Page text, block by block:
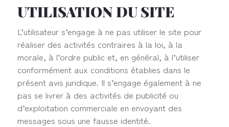
UTILISATION DU SITE
L’utilisateur s’engage à ne pas utiliser le site pour
réaliser des activités contraires à la loi, à la
morale, à l’ordre public et, en général, à l’utiliser
conformément aux conditions établies dans le
présent avis juridique. Il s’engage également à ne
pas se livrer à des activités de publicité ou
d’exploitation commerciale en envoyant des
messages sous une fausse identité.